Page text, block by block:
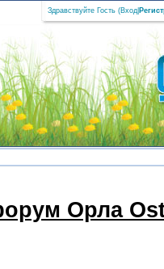
Здравствуйте Гость (Вход
Орла